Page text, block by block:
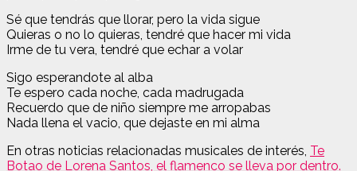
Sé que tendrás que llorar, pero la vida sigue
Quieras o no lo quieras, tendré que hacer mi vida
Irme de tu vera, tendré que echar a volar
Sigo esperandote al alba
Te espero cada noche, cada madrugada
Recuerdo que de niño siempre me arropabas
Nada llena el vacio, que dejaste en mi alma
En otras noticias relacionadas musicales de interés, Te
Botao de Lorena Santos, el flamenco se lleva por dentro.